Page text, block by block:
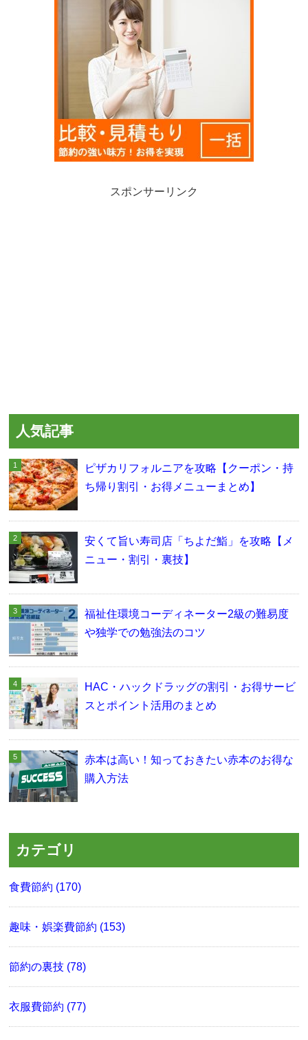
スポンサーリンク
人気記事
ピザカリフォルニアを攻略【クーポン・持
ち帰り割引・お得メニューまとめ】
安くて旨い寿司店「ちよだ鮨」を攻略【メ
ニュー・割引・裏技】
福祉住環境コーディネーター2級の難易度
や独学での勉強法のコツ
HAC・ハックドラッグの割引・お得サービ
スとポイント活用のまとめ
赤本は高い！知っておきたい赤本のお得な
購入方法
カテゴリ
食費節約 (170)
趣味・娯楽費節約 (153)
節約の裏技 (78)
衣服費節約 (77)